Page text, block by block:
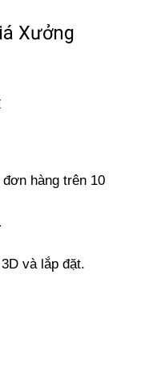
Xưởng
Giá
2,700,000₫.
hàng trên 10
và lắp đặt.